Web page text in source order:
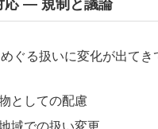
応 ― 規制と議論
ぐる扱いに変化が出てき
としての配慮
域での扱い変更